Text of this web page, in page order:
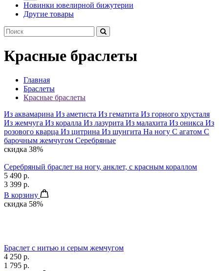
Новинки ювелирной бижутерии
Другие товары
Красные браслеты
Главная
Браслеты
Красные браслеты
Из аквамарина Из аметиста Из гематита Из горного хрусталя
Из жемчуга Из коралла Из лазурита Из малахита Из оникса Из
розового кварца Из цитрина Из шунгита На ногу С агатом С
барочным жемчугом Серебряные
скидка 38%
Серебряный браслет на ногу, анклет, с красным кораллом
5 490 р.
3 399 р.
В корзину
скидка 58%
Браслет с нитью и серым жемчугом
4 250 р.
1 795 р.